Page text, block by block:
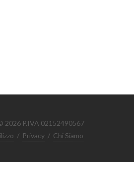
2026 P.IVA 02152490567
/ Privacy / Chi Siamo